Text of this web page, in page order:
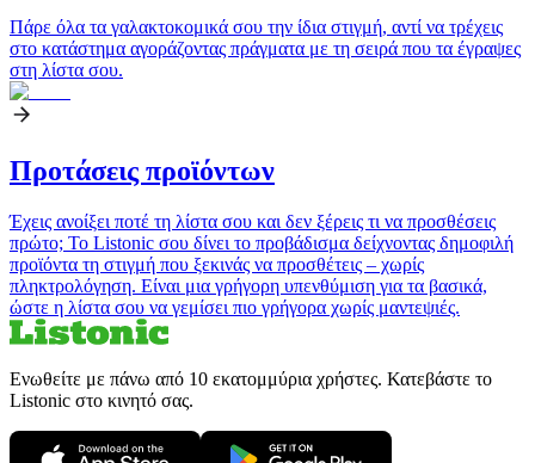
Πάρε όλα τα γαλακτοκομικά σου την ίδια στιγμή, αντί να τρέχεις
στο κατάστημα αγοράζοντας πράγματα με τη σειρά που τα έγραψες
στη λίστα σου.
Προτάσεις προϊόντων
Έχεις ανοίξει ποτέ τη λίστα σου και δεν ξέρεις τι να προσθέσεις
πρώτο; Το Listonic σου δίνει το προβάδισμα δείχνοντας δημοφιλή
προϊόντα τη στιγμή που ξεκινάς να προσθέτεις – χωρίς
πληκτρολόγηση. Είναι μια γρήγορη υπενθύμιση για τα βασικά,
ώστε η λίστα σου να γεμίσει πιο γρήγορα χωρίς μαντεψιές.
Ενωθείτε με πάνω από 10 εκατομμύρια χρήστες. Κατεβάστε το
Listonic στο κινητό σας.